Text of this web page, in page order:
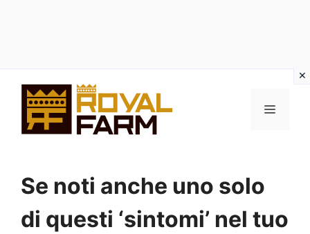
contenuto
MENU
Se noti anche uno solo
di questi ‘sintomi’ nel tuo